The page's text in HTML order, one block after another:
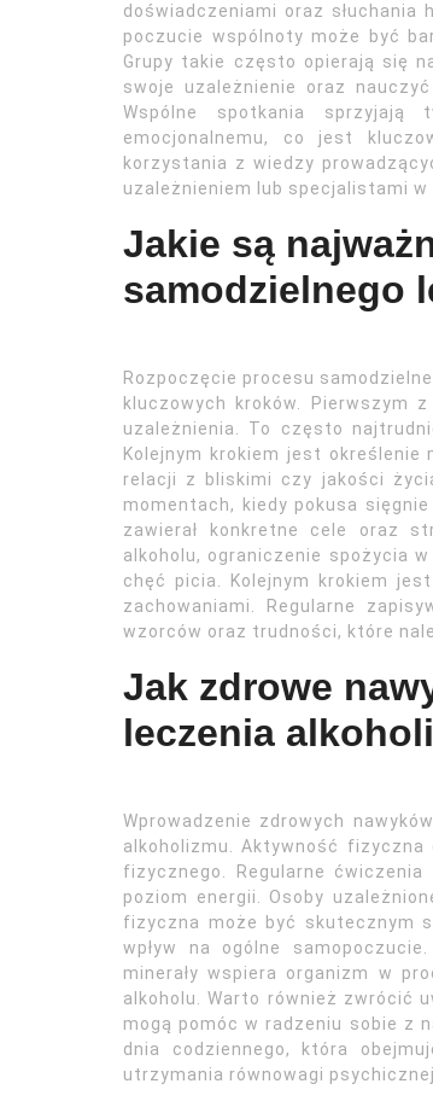
doświadczeniami oraz
poczucie wspólnoty może być
Grupy takie często opierają się
swoje uzależnienie oraz
Wspólne spotkania sprzyjają
emocjonalnemu, co jest
korzystania z wiedzy
uzależnieniem lub specjalistami
Jakie są
samodzielnego
Rozpoczęcie procesu
kluczowych kroków. Pierwszym
uzależnienia. To często
Kolejnym krokiem jest określenie
relacji z bliskimi czy jakości
momentach, kiedy pokusa
zawierał konkretne cele oraz
alkoholu, ograniczenie spożycia
chęć picia. Kolejnym krokiem
zachowaniami. Regularne
wzorców oraz trudności, które
Jak zdrowe
leczenia
Wprowadzenie zdrowych
alkoholizmu. Aktywność
fizycznego. Regularne
poziom energii. Osoby
fizyczna może być skutecznym
wpływ na ogólne
minerały wspiera organizm w
alkoholu. Warto również zwrócić
mogą pomóc w radzeniu sobie z
dnia codziennego, która
utrzymania równowagi psychicznej.